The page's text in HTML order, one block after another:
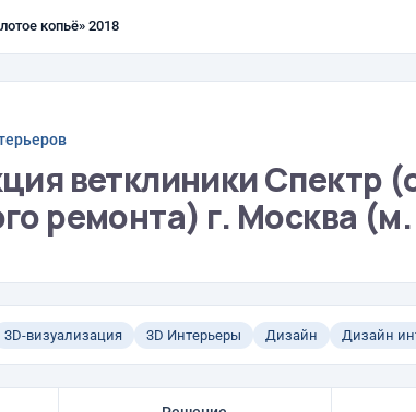
Победитель премии «Золотое копьё» 2018
ветклиники Спектр
ремонта) г. Москва
3D-визуализация 3D Интерьеры Дизайн Дизайн